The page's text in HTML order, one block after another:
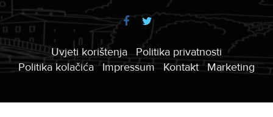
Uvjeti korištenja
Politika privatnosti
Politika kolačića
Impressum Kontakt Marketing